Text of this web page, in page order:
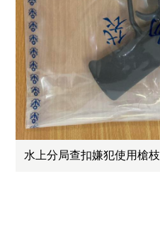
水上分局查扣嫌犯使用槍